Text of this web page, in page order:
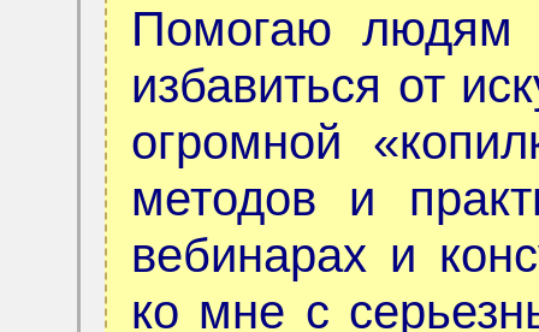
Помогаю людям
избавиться от
огромной
методов и
вебинарах и
ко мне с